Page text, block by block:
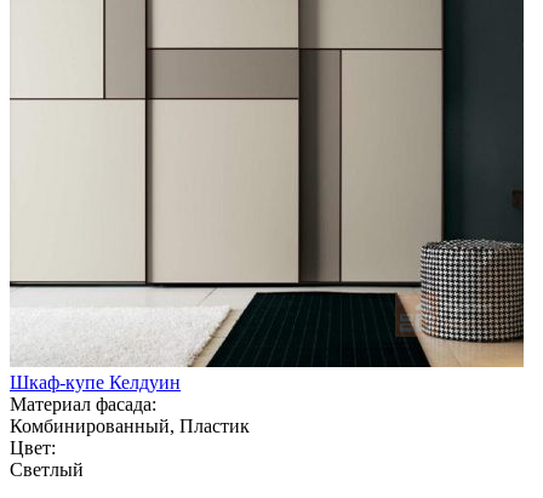
Шкаф-купе Келдуин
Материал фасада:
Комбинированный, Пластик
Цвет:
Светлый